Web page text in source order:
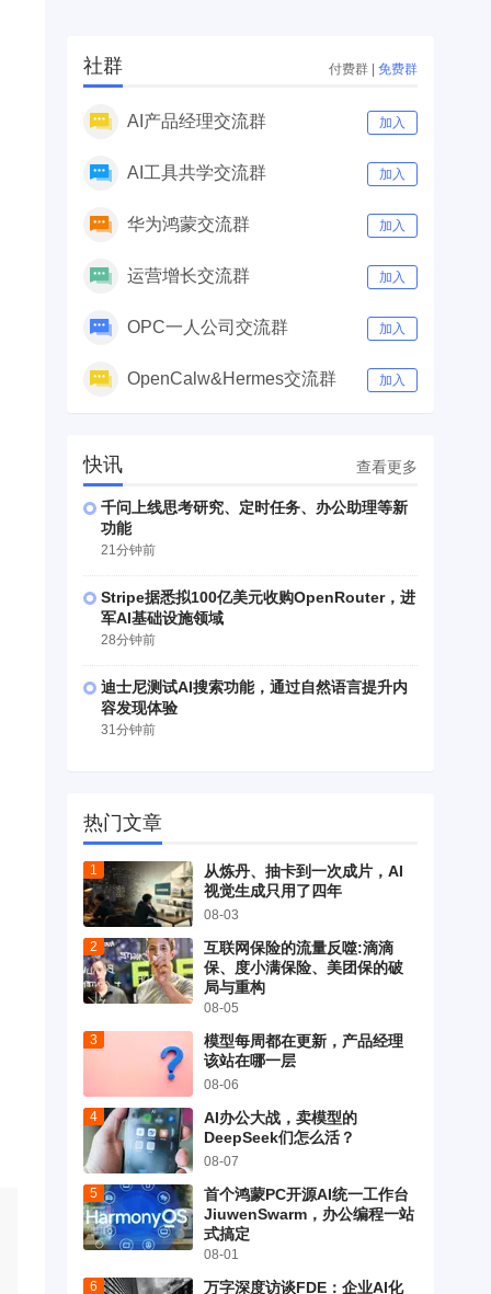
社群 付费群 | 免费群
AI产品经理交流群 加入
AI工具共学交流群 加入
华为鸿蒙交流群 加入
运营增长交流群 加入
OPC一人公司交流群 加入
OpenCalw&Hermes交流群 加入
快讯 查看更多
千问上线思考研究、定时任务、办公助理等新
功能
21分钟前
Stripe据悉拟100亿美元收购OpenRouter，进
军AI基础设施领域
28分钟前
迪士尼测试AI搜索功能，通过自然语言提升内
容发现体验
31分钟前
热门文章
从炼丹、抽卡到一次成片，AI
视觉生成只用了四年
08-03
互联网保险的流量反噬:滴滴
保、度小满保险、美团保的破
局与重构
08-05
模型每周都在更新，产品经理
该站在哪一层
08-06
AI办公大战，卖模型的
DeepSeek们怎么活？
08-07
首个鸿蒙PC开源AI统一工作台
JiuwenSwarm，办公编程一站
式搞定
08-01
万字深度访谈FDE：企业AI化